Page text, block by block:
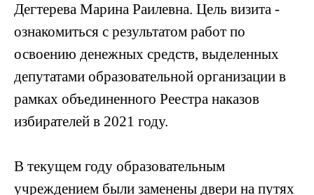
Дегтерева Марина Раилевна. Цель визита -
ознакомиться с результатом работ по
освоению денежных средств, выделенных
депутатами образовательной организации в
рамках объединенного Реестра наказов
избирателей в 2021 году.
В текущем году образовательным
учреждением были заменены двери на путях